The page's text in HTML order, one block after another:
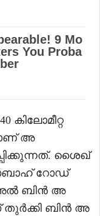
കിലോമീറ്റ
അ
ശൈഖ്
റോഡ്
ബിൻ അ
ബിൻ അ